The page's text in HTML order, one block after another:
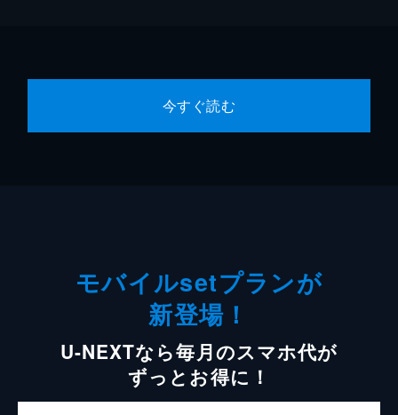
今すぐ読む
モバイルsetプランが
新登場！
U-NEXTなら毎月のスマホ代が
ずっとお得に！